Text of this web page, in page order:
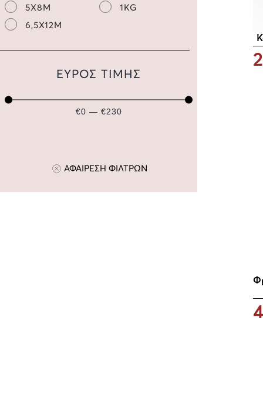
5X8M
6,5X12M
1KG
ΕΥΡΟΣ ΤΙΜΗΣ
€0 — €230
ΑΦΑΙΡΕΣΗ ΦΙΛΤΡΩΝ